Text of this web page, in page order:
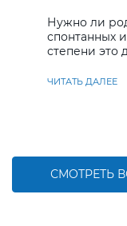
Нужно ли
спонтанных
степени это
ЧИТАТЬ ДАЛЕЕ
СМОТРЕТЬ